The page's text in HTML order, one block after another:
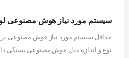
سیستم مورد نیاز هوش مصنوعی
حداقل سیستم مورد نیاز هوش مصنوعی
نوع و اندازه مدل هوش مصنوعی بستگی